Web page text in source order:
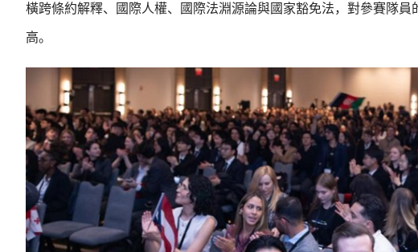
橫跨條約解釋、國際人權、國際法淵源論與國家豁免法，對參賽隊
高。